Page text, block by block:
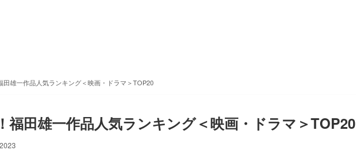
田雄一作品人気ランキング＜映画・ドラマ＞TOP20
福田雄一作品人気ランキング＜映画・ドラマ＞TOP20